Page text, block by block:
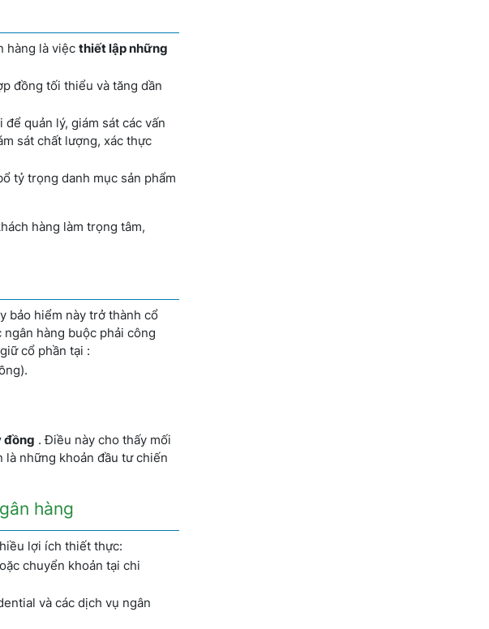
hàng là việc thiết lập những
đồng tối thiểu và tăng dần
quản lý, giám sát các vấn
sát chất lượng, xác thực
tỷ trọng danh mục sản phẩm
hàng làm trọng tâm,
bảo hiểm này trở thành cổ
hàng buộc phải công
cổ phần tại :
đồng . Điều này cho thấy mối
là những khoản đầu tư chiến
hàng
lợi ích thiết thực:
chuyển khoản tại chi
và các dịch vụ ngân